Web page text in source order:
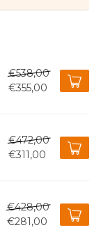
€538,00
€355,00
€472,00
€311,00
€428,00
€281,00